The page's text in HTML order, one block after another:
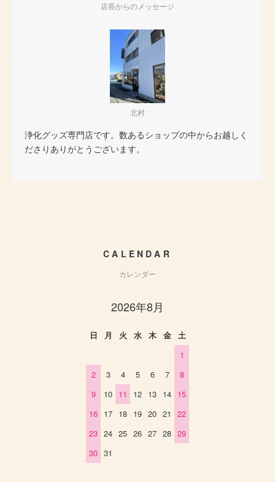
店長からのメッセージ
北村
浄化グッズ専門店です。数あるショップの中からお越しく
ださりありがとうございます。
CALENDAR
カレンダー
2026年8月
日 月 火 水 木 金
土
1
2
3 4 5 6 7
8
9
10 11 12 13 14 15
16 17 18 19 20 21
22
23 24 25 26 27 28 29
30 31